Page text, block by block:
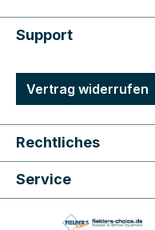
Support
Vertrag widerrufen
Rechtliches
Service